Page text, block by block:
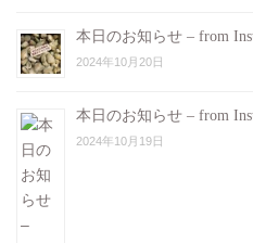
本日のお知らせ – from
2024年10月20日
本日のお知らせ – from
2024年10月19日